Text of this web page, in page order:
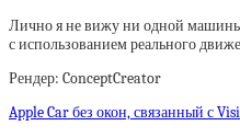
Лично я не вижу ни одной машины,
с использованием реального
Рендер: ConceptCreator
Apple Car без окон, связанный с